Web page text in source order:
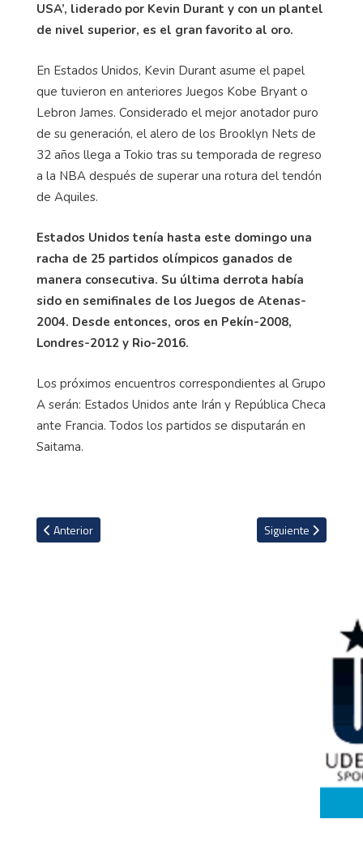
USA’, liderado por Kevin Durant y con un plantel
de nivel superior, es el gran favorito al oro.
En Estados Unidos, Kevin Durant asume el papel
que tuvieron en anteriores Juegos Kobe Bryant o
Lebron James. Considerado el mejor anotador puro
de su generación, el alero de los Brooklyn Nets de
32 años llega a Tokio tras su temporada de regreso
a la NBA después de superar una rotura del tendón
de Aquiles.
Estados Unidos tenía hasta este domingo una
racha de 25 partidos olímpicos ganados de
manera consecutiva. Su última derrota había
sido en semifinales de los Juegos de Atenas-
2004. Desde entonces, oros en Pekín-2008,
Londres-2012 y Rio-2016.
Los próximos encuentros correspondientes al Grupo
A serán: Estados Unidos ante Irán y República Checa
ante Francia. Todos los partidos se disputarán en
Saitama.
Artículo anterior: Simone Biles debutó en Tokio pero Estados
Anterior Artículo siguiente:
Siguiente